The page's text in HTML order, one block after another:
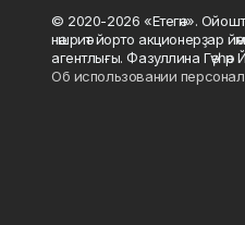
© 2020-2026 «Етегән».
нәшриәт йорто акционерҙар
агентлығы. Фазуллина Гәүһәр
Об использовании